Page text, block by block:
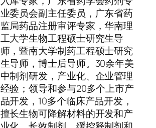
业委员会副主任委员，广东省药
监局药品注册审评专家，华南理
工大学生物工程硕士研究生导
师，暨南大学制药工程硕士研究
生导师，博士后导师。30余年美
中制剂研发，产业化、企业管理
经验；领导和参与20多个上市产
品开发，10多个临床产品开发，
擅长生物可降解材料的开发和产